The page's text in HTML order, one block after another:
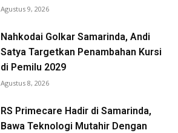
Agustus 9, 2026
Nahkodai Golkar Samarinda, Andi
Satya Targetkan Penambahan Kursi
di Pemilu 2029
Agustus 8, 2026
RS Primecare Hadir di Samarinda,
Bawa Teknologi Mutahir Dengan